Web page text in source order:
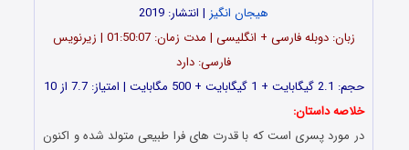
هیجان انگیز | انتشار: 2019
زبان: دوبله فارسی + انگلیسی | مدت زمان: 01:50:07 | زیرنویس
فارسی: دارد
حجم: 2.1 گیگابایت + 1 گیگابایت + 500 مگابایت | امتیاز: 7.7 از 10
خلاصه داستان:
در مورد پسری است که با قدرت های فرا طبیعی متولد شده و اکنون